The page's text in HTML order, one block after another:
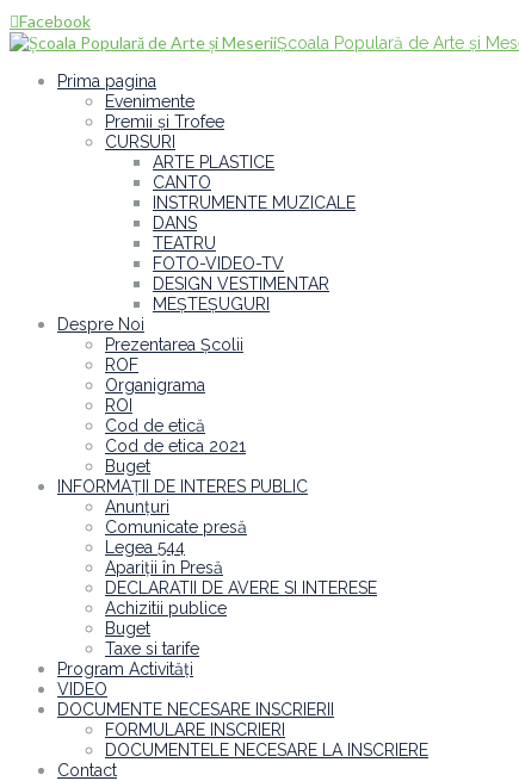
Facebook
Școala Populară de Arte și
Prima pagina
Evenimente
Premii și Trofee
CURSURI
ARTE PLASTICE
CANTO
INSTRUMENTE MUZICALE
DANS
TEATRU
FOTO-VIDEO-TV
DESIGN VESTIMENTAR
MEȘTEȘUGURI
Despre Noi
Prezentarea Școlii
ROF
Organigrama
ROI
Cod de etică
Cod de etica 2021
Buget
INFORMAȚII DE INTERES PUBLIC
Anunțuri
Comunicate presă
Legea 544
Apariții în Presă
DECLARATII DE AVERE SI INTERESE
Achizitii publice
Buget
Taxe si tarife
Program Activități
VIDEO
DOCUMENTE NECESARE INSCRIERII
FORMULARE INSCRIERI
DOCUMENTELE NECESARE LA INSCRIERE
Contact